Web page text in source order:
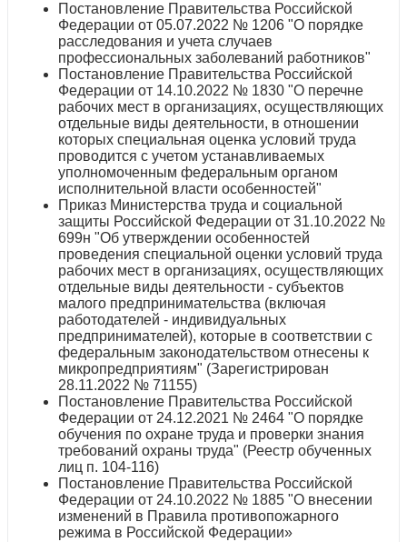
Постановление Правительства Российской
Федерации от 05.07.2022 № 1206 "О порядке
расследования и учета случаев
профессиональных заболеваний работников"
Постановление Правительства Российской
Федерации от 14.10.2022 № 1830 "О перечне
рабочих мест в организациях, осуществляющих
отдельные виды деятельности, в отношении
которых специальная оценка условий труда
проводится с учетом устанавливаемых
уполномоченным федеральным органом
исполнительной власти особенностей"
Приказ Министерства труда и социальной
защиты Российской Федерации от 31.10.2022 №
699н "Об утверждении особенностей
проведения специальной оценки условий труда
рабочих мест в организациях, осуществляющих
отдельные виды деятельности - субъектов
малого предпринимательства (включая
работодателей - индивидуальных
предпринимателей), которые в соответствии с
федеральным законодательством отнесены к
микропредприятиям" (Зарегистрирован
28.11.2022 № 71155)
Постановление Правительства Российской
Федерации от 24.12.2021 № 2464 "О порядке
обучения по охране труда и проверки знания
требований охраны труда" (Реестр обученных
лиц п. 104-116)
Постановление Правительства Российской
Федерации от 24.10.2022 № 1885 "О внесении
изменений в Правила противопожарного
режима в Российской Федерации»